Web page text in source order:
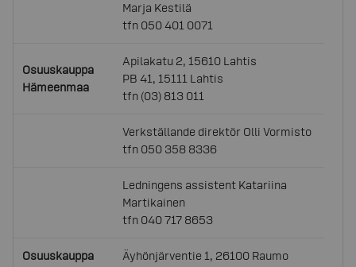
Marja Kestilä
tfn 050 401 0071
Osuuskauppa
Hämeenmaa
Apilakatu 2, 15610 Lahtis
PB 41, 15111 Lahtis
tfn (03) 813 011
Verkställande direktör Olli Vormisto
tfn 050 358 8336
Ledningens assistent Katariina
Martikainen
tfn 040 717 8653
Osuuskauppa
Äyhönjärventie 1, 26100 Raumo